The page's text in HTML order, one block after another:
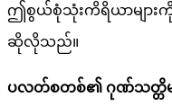
ဤစွယ်စုံသုံးကိရိယာများကို
ဆိုလိုသည်။
ပလတ်စတစ်၏ ဂုဏ်သတ္တိမ